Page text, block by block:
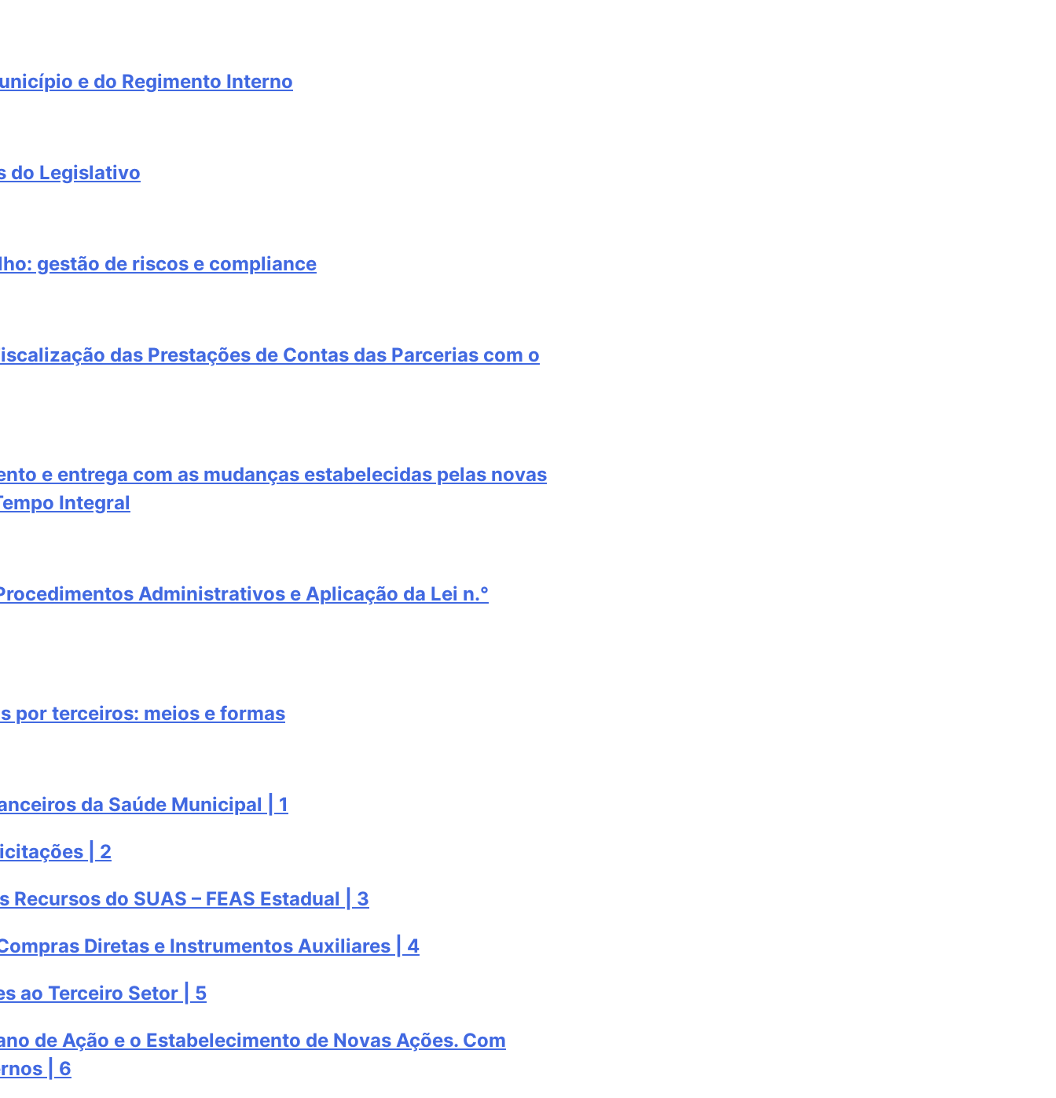
e do Regimento Interno
do Legislativo
gestão de riscos e compliance
das Prestações de Contas das Parcerias com o
e entrega com as mudanças estabelecidas pelas novas
Integral
Administrativos e Aplicação da Lei n.°
por terceiros: meios e formas
da Saúde Municipal | 1
| 2
do SUAS – FEAS Estadual | 3
Diretas e Instrumentos Auxiliares | 4
ao Terceiro Setor | 5
de Ação e o Estabelecimento de Novas Ações. Com
| 6